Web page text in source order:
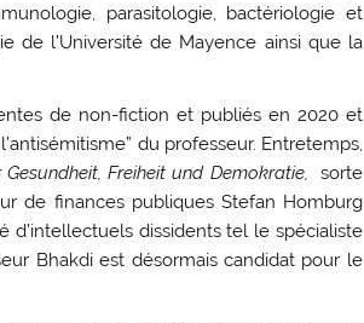
parasitologie, bactériologie et
de l’Université de Mayence ainsi que la
de non-fiction et publiés en 2020 et
du professeur. Entretemps,
Freiheit und Demokratie, sorte
de finances publiques Stefan Homburg
dissidents tel le spécialiste
Bhakdi est désormais candidat pour le